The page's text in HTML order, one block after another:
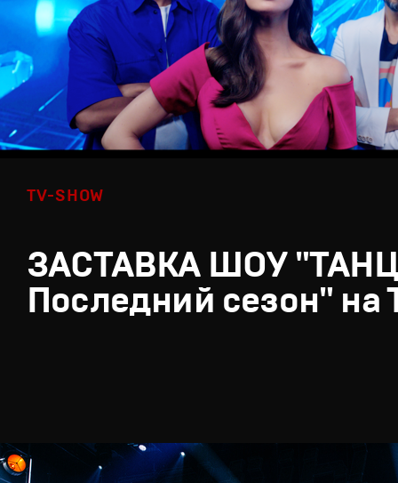
TV-SHOW
ЗАСТАВКА ШОУ
Последний сезон" на